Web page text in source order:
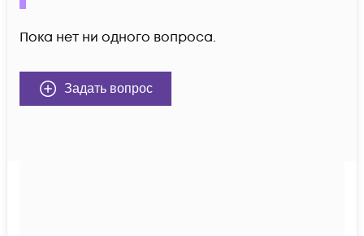
Пока нет ни одного вопроса.
Задать вопрос